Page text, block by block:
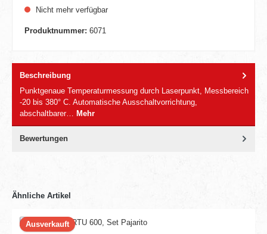
Nicht mehr verfügbar
Produktnummer: 6071
Beschreibung
Punktgenaue Temperaturmessung durch Laserpunkt, Messbereich
-20 bis 380° C. Automatische Ausschaltvorrichtung,
abschaltbarer…
Mehr
Bewertungen
Ähnliche Artikel
Ausverkauft